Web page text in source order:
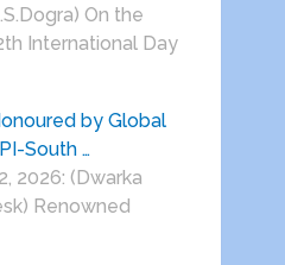
On the
International Day
by Global
South …
2026: (Dwarka
Renowned